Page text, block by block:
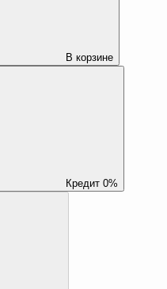
В корзине
Кредит 0%